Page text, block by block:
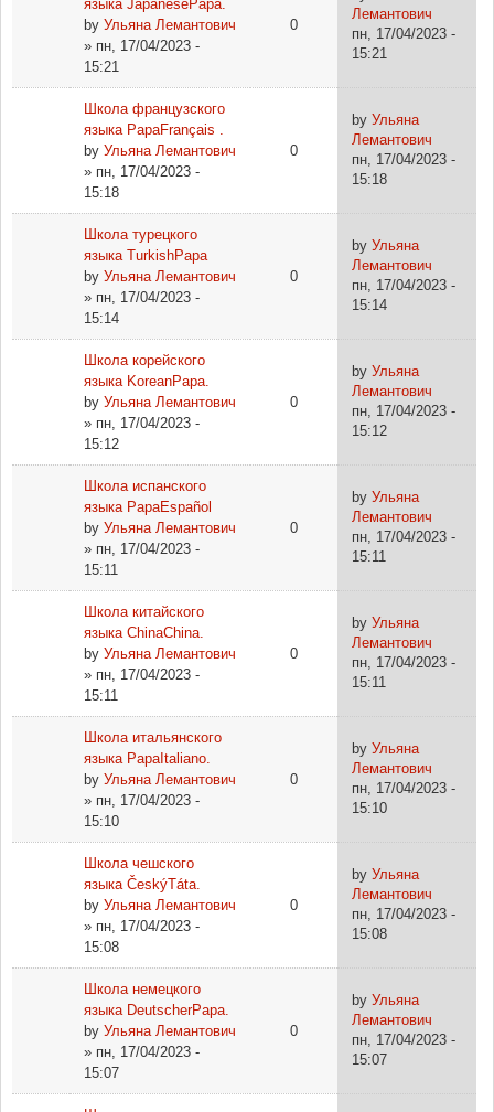
языка JapanesePapa.
by Ульяна Лемантович
» пн, 17/04/2023 -
15:21
0
Лемантович
пн, 17/04/2023 -
15:21
Школа французского
языка PapaFrançais .
by Ульяна Лемантович
» пн, 17/04/2023 -
15:18
0
by Ульяна
Лемантович
пн, 17/04/2023 -
15:18
Школа турецкого
языка TurkishPapa
by Ульяна Лемантович
» пн, 17/04/2023 -
15:14
0
by Ульяна
Лемантович
пн, 17/04/2023 -
15:14
Школа корейского
языка KoreanPapa.
by Ульяна Лемантович
» пн, 17/04/2023 -
15:12
0
by Ульяна
Лемантович
пн, 17/04/2023 -
15:12
Школа испанского
языка PapaEspañol
by Ульяна Лемантович
» пн, 17/04/2023 -
15:11
0
by Ульяна
Лемантович
пн, 17/04/2023 -
15:11
Школа китайского
языка ChinaChina.
by Ульяна Лемантович
» пн, 17/04/2023 -
15:11
0
by Ульяна
Лемантович
пн, 17/04/2023 -
15:11
Школа итальянского
языка PapaItaliano.
by Ульяна Лемантович
» пн, 17/04/2023 -
15:10
0
by Ульяна
Лемантович
пн, 17/04/2023 -
15:10
Школа чешского
языка ČeskýTáta.
by Ульяна Лемантович
» пн, 17/04/2023 -
15:08
0
by Ульяна
Лемантович
пн, 17/04/2023 -
15:08
Школа немецкого
языка DeutscherPapa.
by Ульяна Лемантович
» пн, 17/04/2023 -
15:07
0
by Ульяна
Лемантович
пн, 17/04/2023 -
15:07